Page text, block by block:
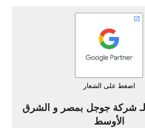
اضغط على الشعار
شركة جوجل بمصر و الشرق
الأوسط